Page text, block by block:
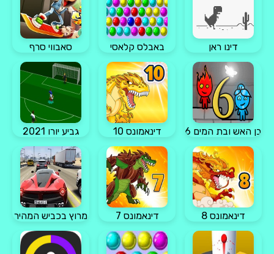
דינו ראן באבלס קלאסי סאבווי סרף
בן האש ובת המים 6 דינאמונס 10 גביע יורו 2021
דינאמונס 8 דינאמונס 7 מרוץ בכביש המהיר